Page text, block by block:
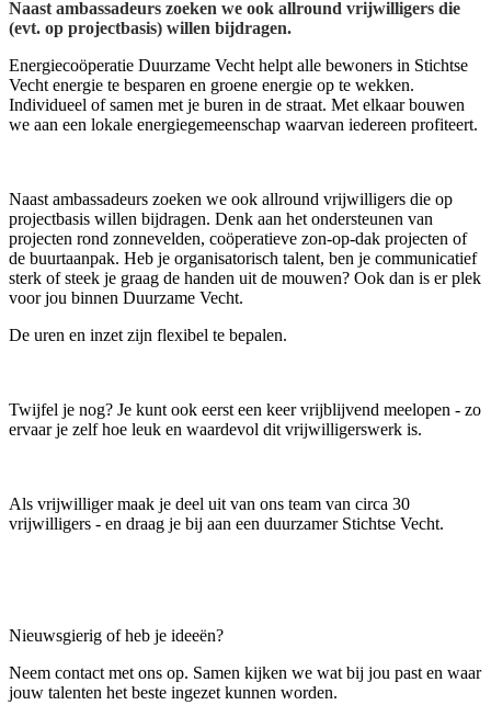
Naast ambassadeurs zoeken we ook allround vrijwilligers die
(evt. op projectbasis) willen bijdragen.
Energiecoöperatie Duurzame Vecht helpt alle bewoners in Stichtse
Vecht energie te besparen en groene energie op te wekken.
Individueel of samen met je buren in de straat. Met elkaar bouwen
we aan een lokale energiegemeenschap waarvan iedereen profiteert.
Naast ambassadeurs zoeken we ook allround vrijwilligers die op
projectbasis willen bijdragen. Denk aan het ondersteunen van
projecten rond zonnevelden, coöperatieve zon-op-dak projecten of
de buurtaanpak. Heb je organisatorisch talent, ben je communicatief
sterk of steek je graag de handen uit de mouwen? Ook dan is er plek
voor jou binnen Duurzame Vecht.
De uren en inzet zijn flexibel te bepalen.
Twijfel je nog? Je kunt ook eerst een keer vrijblijvend meelopen - zo
ervaar je zelf hoe leuk en waardevol dit vrijwilligerswerk is.
Als vrijwilliger maak je deel uit van ons team van circa 30
vrijwilligers - en draag je bij aan een duurzamer Stichtse Vecht.
Nieuwsgierig of heb je ideeën?
Neem contact met ons op. Samen kijken we wat bij jou past en waar
jouw talenten het beste ingezet kunnen worden.